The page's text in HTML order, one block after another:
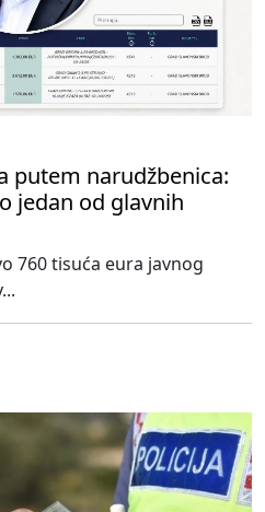
putem narudžbenica:
jedan od glavnih
760 tisuća eura javnog